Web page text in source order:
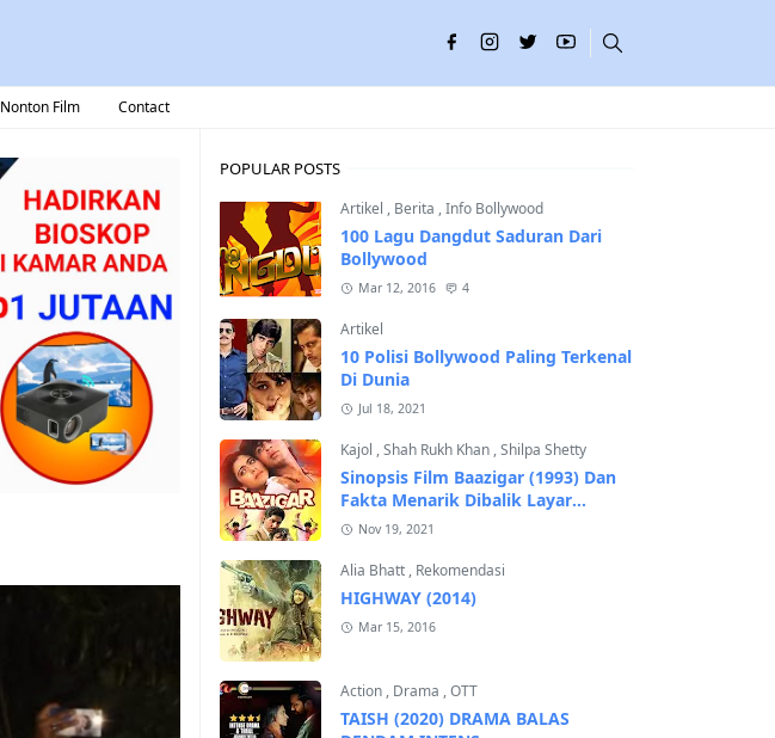
Nonton Film Contact
POPULAR POSTS
Artikel , Berita ,Info Bollywood
100 Lagu Dangdut Saduran Dari
Bollywood
Mar 12, 2016 4
Artikel
10 Polisi Bollywood Paling Terkenal
Di Dunia
Jul 18, 2021
Kajol ,Shah Rukh Khan ,Shilpa Shetty
Sinopsis Film Baazigar (1993) Dan
Fakta Menarik Dibalik Layar
Pembuatannya
Nov 19, 2021
Alia Bhatt , Rekomendasi
HIGHWAY (2014)
Mar 15, 2016
Action , Drama ,OTT
TAISH (2020) DRAMA BALAS